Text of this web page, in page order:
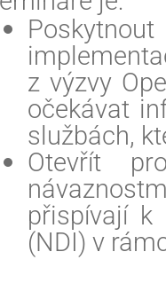
z výzvy
očekávat
službách,
Otevřít
přispívají k
(NDI) v